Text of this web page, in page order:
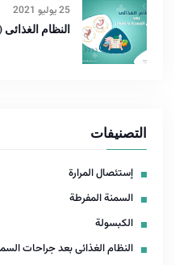
25 يوليو 2021
النظام
التصنيفات
إستئصال المرارة
السمنة المفرطة
الكبسولة
النظام الغذائى بعد جراحات